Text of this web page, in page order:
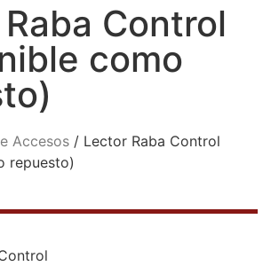
Control
como
Accesos / Lector Raba Control
repuesto)